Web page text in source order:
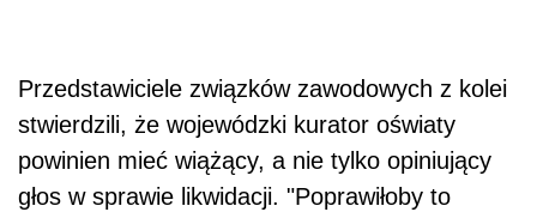
Przedstawiciele związków zawodowych z kolei
stwierdzili, że wojewódzki kurator oświaty
powinien mieć wiążący, a nie tylko opiniujący
głos w sprawie likwidacji. "Poprawiłoby to